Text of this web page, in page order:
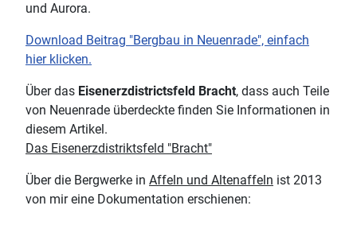
und Aurora.
Download Beitrag "Bergbau in Neuenrade", einfach
hier klicken.
Über das Eisenerzdistrictsfeld Bracht, dass auch Teile
von Neuenrade überdeckte finden Sie Informationen in
diesem Artikel.
Das Eisenerzdistriktsfeld "Bracht"
Über die Bergwerke in Affeln und Altenaffeln ist 2013
von mir eine Dokumentation erschienen: